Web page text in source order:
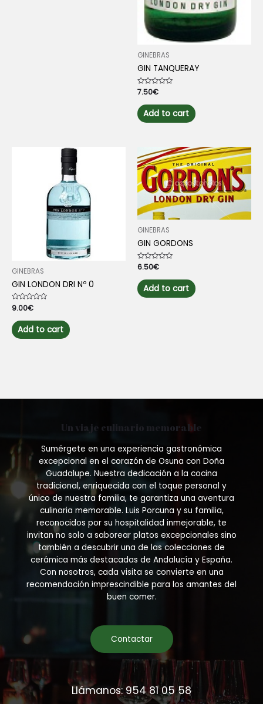
GINEBRAS
GIN TANQUERAY
Rated
out
of
5
7.50€
Add to cart
GINEBRAS
GIN LONDON DRI Nº 0
Rated
0
out
of
5
9.00€
Add to cart
GINEBRAS
GIN GORDONS
Rated
0
out
of
5
6.50€
Add to cart
Un viaje culinario memorable
Sumérgete en una experiencia gastronómica
excepcional en el corazón de Osuna con Doña
Guadalupe. Nuestra dedicación a la cocina
tradicional, enriquecida con el toque personal y
único de nuestra familia, te garantiza una aventura
culinaria memorable. Luis Porcuna y su familia,
reconocidos por su hospitalidad inmejorable, te
invitan no solo a saborear platos excepcionales sino
también a descubrir una de las colecciones de
cerámica más destacadas de Andalucía y España.
Con nosotros, cada visita se convierte en una
recomendación imprescindible para los amantes del
buen comer.
Contactar
Llámanos: 954 81 05 58